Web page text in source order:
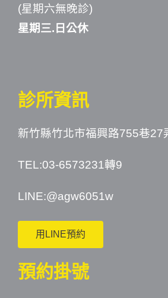
(星期六無晚診)
星期三.日公休
診所資訊
新竹縣竹北市福興路755巷27
TEL:03-6573231轉9
LINE:@agw6051w
用LINE預約
預約掛號